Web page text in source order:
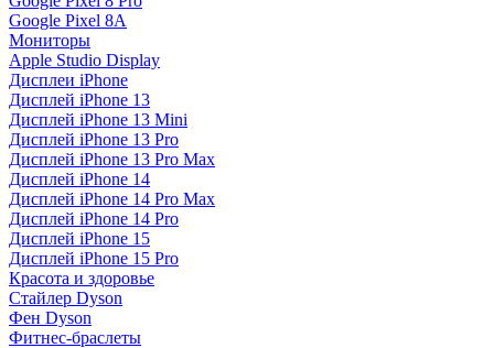
Google Pixel 8A
Мониторы
Apple Studio Display
Дисплеи iPhone
Дисплей iPhone 13
Дисплей iPhone 13 Mini
Дисплей iPhone 13 Pro
Дисплей iPhone 13 Pro Max
Дисплей iPhone 14
Дисплей iPhone 14 Pro Max
Дисплей iPhone 14 Pro
Дисплей iPhone 15
Дисплей iPhone 15 Pro
Красота и здоровье
Стайлер Dyson
Фен Dyson
Фитнес-браслеты